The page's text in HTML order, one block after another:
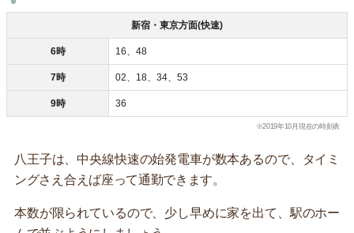
新宿・東京方面(快速)
6時 16、48
7時 02、18、34、53
9時 36
※2019年10月現在の時刻表
八王子は、中央線快速の始発電車が数本あるので、タイミ
ングさえ合えば座って通勤できます。
本数が限られているので、少し早めに家を出て、駅のホー